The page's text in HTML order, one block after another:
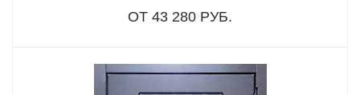
ОТ 43 280 РУБ.